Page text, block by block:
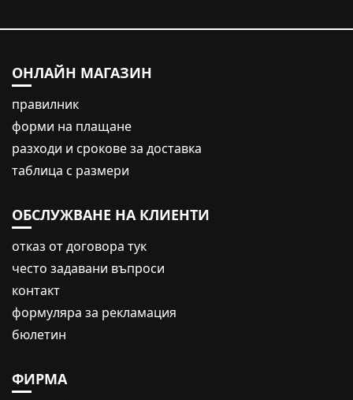
ОНЛАЙН МАГАЗИН
правилник
форми на плащане
разходи и срокове за доставка
таблица с размери
ОБСЛУЖВАНЕ НА КЛИЕНТИ
oтказ от договора тук
често задавани въпроси
контакт
формуляра за рекламация
бюлетин
ФИРМА